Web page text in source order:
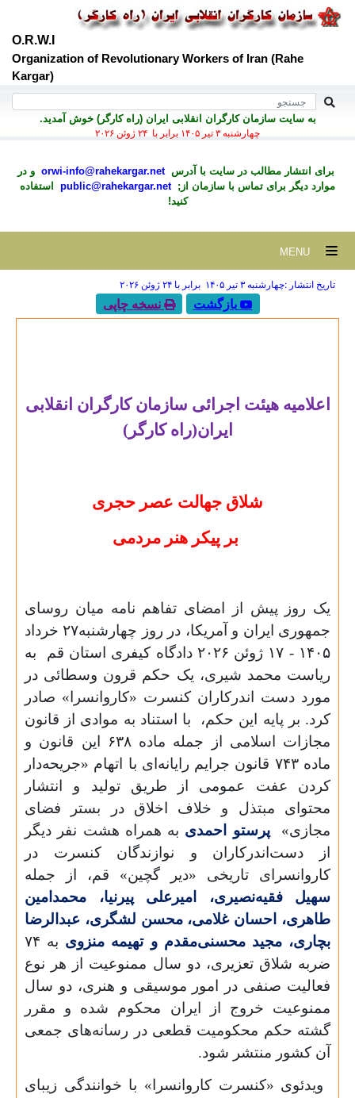
O.R.W.I
Organization of Revolutionary Workers of Iran (Rahe
Kargar)
به سايت سازمان کارگران انقلابی ايران (راه کارگر) خوش آمديد.
چهارشنبه ۳ تير ۱۴۰۵ برابر با ۲۴ ژوئن ۲۰۲۶
برای انتشار مطالب در سايت با آدرسorwi-info@rahekargar.net و در
موارد ديگر برای تماس با سازمان از;public@rahekargar.net
استفاده
کنید!
تاریخ انتشار :چهارشنبه ۳ تير ۱۴۰۵ برابر با ۲۴ ژوئن ۲۰۲۶
بازگشت نسخه چاپی
اعلامیه هیئت اجرائی سازمان کارگران انقلابی
ایران(راه کارگر)
شلاق جهالت عصر حجری
بر پیکر هنر مردمی
یک روز پیش از امضای تفاهم نامه میان روسای
جمهوری ایران و آمریکا، در روز چهارشنبه
۲۷ خرداد
۱۴۰۵ - ۱۷ ژوئن ۲۰۲۶ دادگاه کیفری استان قم به
ریاست محمد شیری، یک حکم قرون وسطائی در
مورد دست اندرکاران کنسرت «کاروانسرا» صادر
کرد. بر پایه این حکم، با استناد به موادی از قانون
مجازات اسلامی از جمله ماده ۶۳۸ این قانون و
ماده ۷۴۳ قانون جرایم رایانه‌ای با اتهام «جریحه‌دار
کردن عفت عمومی از طریق تولید و انتشار
محتوای مبتذل و خلاف اخلاق در بستر فضای
مجازی»پرستو احمدی به همراه هشت نفر دیگر
از دست‌اندرکاران و نوازندگان کنسرت در
کاروانسرای تاریخی «دیر گچین» قم، از جمله
سهیل فقیه‌نصیری، امیرعلی پیرنیا، محمدامین
طاهری، احسان غلامی، محسن لشگری، عبدالرضا
بچاری، مجید محسنی‌مقدم و تهیمه منزوی
به ۷۴
ضربه شلاق تعزیری،‌ دو سال ممنوعیت از هر نوع
فعالیت صنفی در امور موسیقی و هنری، دو سال
ممنوعیت خروج از ایران محکوم شده و مقرر
گشته حکم محکومیت قطعی در رسانه‌های جمعی
آن کشور منتشر شود.
ویدئوی «کنسرت کاروانسرا» با خوانندگی زیبای